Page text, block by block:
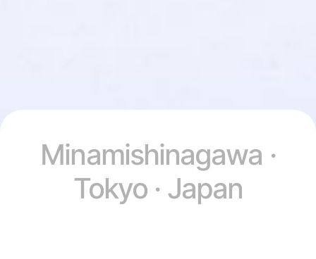
Minamishinagawa ·
Tokyo · Japan